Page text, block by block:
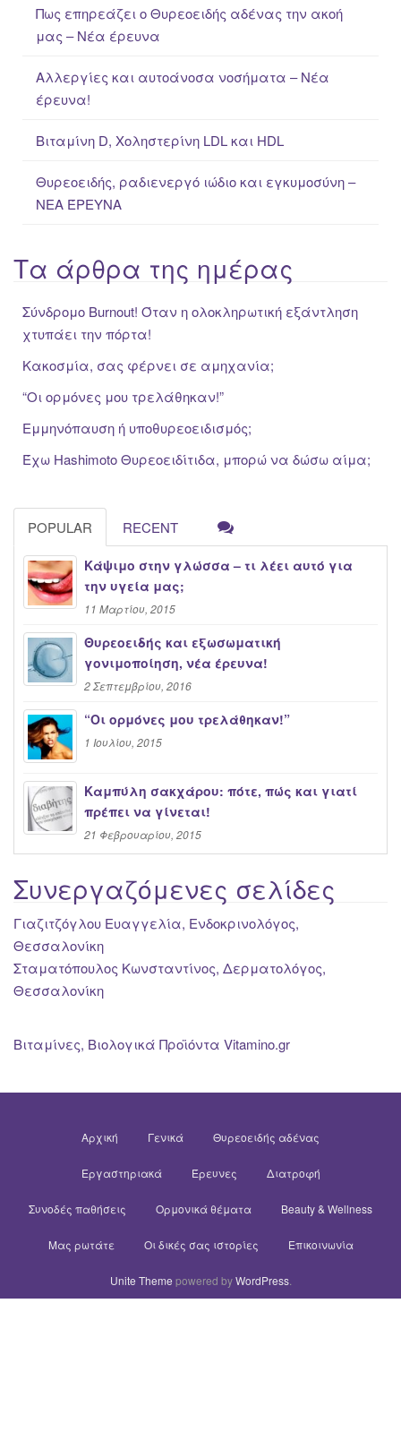
Πως επηρεάζει ο Θυρεοειδής αδένας την ακοή
μας – Νέα έρευνα
Αλλεργίες και αυτοάνοσα νοσήματα – Νέα
έρευνα!
Βιταμίνη D, Χοληστερίνη LDL και HDL
Θυρεοειδής, ραδιενεργό ιώδιο και εγκυμοσύνη –
ΝΕΑ ΈΡΕΥΝΑ
Τα άρθρα της ημέρας
Σύνδρομο Burnout! Όταν η ολοκληρωτική εξάντληση
χτυπάει την πόρτα!
Κακοσμία, σας φέρνει σε αμηχανία;
“Oι ορμόνες μου τρελάθηκαν!”
Εμμηνόπαυση ή υποθυρεοειδισμός;
Έχω Hashimoto Θυρεοειδίτιδα, μπορώ να δώσω αίμα;
POPULAR RECENT
Κάψιμο στην γλώσσα – τι λέει αυτό για
την υγεία μας;
11 Μαρτίου, 2015
Θυρεοειδής και εξωσωματική
γονιμοποίηση, νέα έρευνα!
2 Σεπτεμβρίου, 2016
“Oι ορμόνες μου τρελάθηκαν!”
1 Ιουλίου, 2015
Καμπύλη σακχάρου: πότε, πώς και γιατί
πρέπει να γίνεται!
21 Φεβρουαρίου, 2015
Συνεργαζόμενες σελίδες
Γιαζιτζόγλου Ευαγγελία, Ενδοκρινολόγος,
Θεσσαλονίκη
Σταματόπουλος Κωνσταντίνος, Δερματολόγος,
Θεσσαλονίκη
Βιταμίνες, Βιολογικά Προϊόντα Vitamino.gr
Αρχική Γενικά Θυρεοειδής αδένας
Εργαστηριακά Έρευνες Διατροφή
Συνοδές παθήσεις Ορμονικά θέματα Beauty & Wellness
Μας ρωτάτε Οι δικές σας ιστορίες Επικοινωνία
Unite Theme powered byWordPress.